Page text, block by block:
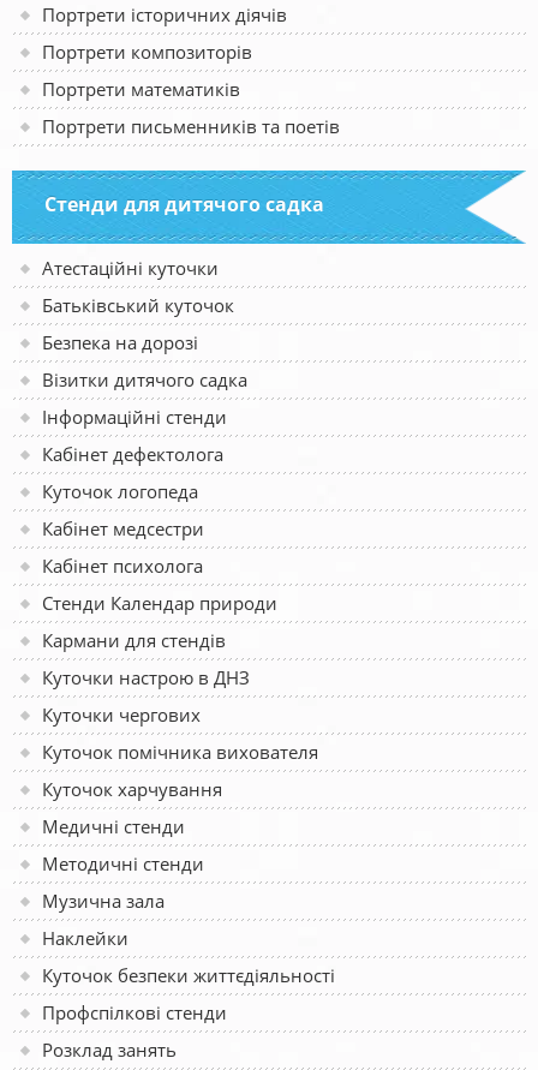
Портрети історичних діячів
Портрети композиторів
Портрети математиків
Портрети письменників та поетів
Стенди для дитячого садка
Атестаційні куточки
Батьківський куточок
Безпека на дорозі
Візитки дитячого садка
Інформаційні стенди
Кабінет дефектолога
Куточок логопеда
Кабінет медсестри
Кабінет психолога
Стенди Календар природи
Кармани для стендів
Куточки настрою в ДНЗ
Куточки чергових
Куточок помічника вихователя
Куточок харчування
Медичні стенди
Методичні стенди
Музична зала
Наклейки
Куточок безпеки життєдіяльності
Профспілкові стенди
Розклад занять